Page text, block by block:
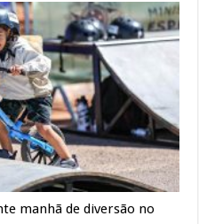
manhã de diversão no